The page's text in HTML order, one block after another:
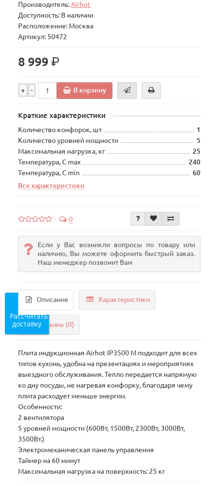
Производитель:Airhot
Доступность: В наличии
Расположение: Москва
Артикул: 50472
8 999р.
+ - В корзину
Краткие характеристики
Количество конфорок, шт
1
Количество уровней мощности
5
Максимальная нагрузка, кг
25
Температура, С max
240
Температура, С min
60
Все характеристики
0
Если у Вас возникли вопросы по товару или
наличию, Вы можете оформить быстрый заказ.
Наш менеджер позвонит Вам
Описание Характеристики
Отзывы (0)
Плита индукционная Airhot IP3500 М подходит для всех
типов кухонь, удобна на презентациях и мероприятиях
выездного обслуживания. Тепло передается напрямую
ко дну посуды, не нагревая конфорку, благодаря чему
плита расходует меньше энергии.
Особенности:
2 вентилятора
5 уровней мощности (600Вт, 1500Вт, 2300Вт, 3000Вт,
3500Вт.)
Электромеханическая панель управления
Таймер на 60 минут
Максимальная нагрузка на поверхность: 25 кг
Рассчитать
доставку